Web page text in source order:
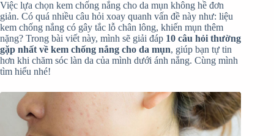
Việc lựa chọn kem chống nắng cho da mụn không hề đơn
giản. Có quá nhiều câu hỏi xoay quanh vấn đề này như: liệu
kem chống nắng có gây tắc lỗ chân lông, khiến mụn thêm
nặng? Trong bài viết này, mình sẽ giải đáp 10 câu hỏi thường
gặp nhất về kem chống nắng cho da mụn, giúp bạn tự tin
hơn khi chăm sóc làn da của mình dưới ánh nắng. Cùng mình
tìm hiểu nhé!